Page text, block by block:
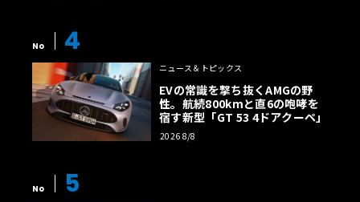
No 4
ニュース＆トピックス
EVの常識を撃ち抜くAMGの野
性。航続800kmと直6の咆哮を
宿す新型「GT 53 4ドアクーペ」
2026 8/8
No 5